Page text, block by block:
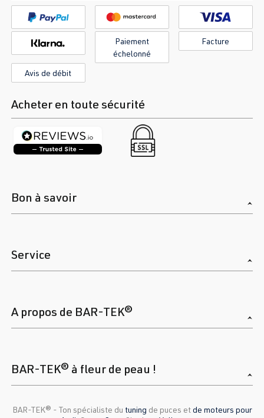
Paiement
échelonné
Facture
Avis de débit
Acheter en toute sécurité
Bon à savoir
Service
A propos de BAR-TEK®
BAR-TEK® à fleur de peau !
BAR-TEK®️ - Ton spécialiste du tuning de puces etde moteurs pour